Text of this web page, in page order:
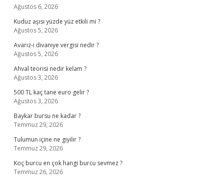
Ağustos 6, 2026
Kuduz aşısı yüzde yüz etkili mi ?
Ağustos 5, 2026
Avarız-i divaniye vergisi nedir ?
Ağustos 5, 2026
Ahval teorisi nedir kelam ?
Ağustos 3, 2026
500 TL kaç tane euro gelir ?
Ağustos 3, 2026
Baykar bursu ne kadar ?
Temmuz 29, 2026
Tulumun içine ne giyilir ?
Temmuz 29, 2026
Koç burcu en çok hangi burcu sevmez ?
Temmuz 26, 2026